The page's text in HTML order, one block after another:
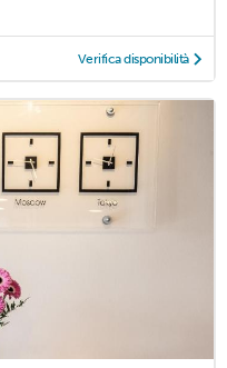
Verifica disponibilità